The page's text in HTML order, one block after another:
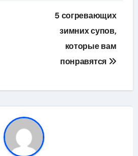
5 согревающих
зимних супов,
которые вам
понравятся